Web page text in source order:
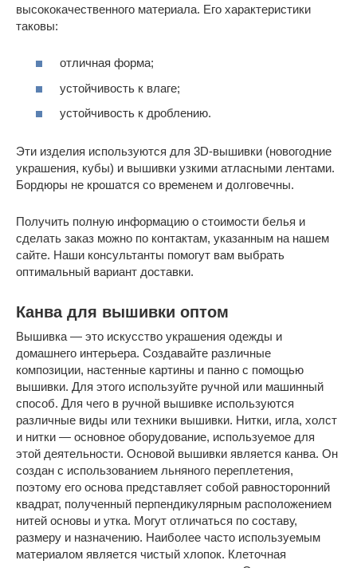
высококачественного материала. Его характеристики
таковы:
отличная форма;
устойчивость к влаге;
устойчивость к дроблению.
Эти изделия используются для 3D-вышивки (новогодние
украшения, кубы) и вышивки узкими атласными лентами.
Бордюры не крошатся со временем и долговечны.
Получить полную информацию о стоимости белья и
сделать заказ можно по контактам, указанным на нашем
сайте. Наши консультанты помогут вам выбрать
оптимальный вариант доставки.
Канва для вышивки оптом
Вышивка — это искусство украшения одежды и
домашнего интерьера. Создавайте различные
композиции, настенные картины и панно с помощью
вышивки. Для этого используйте ручной или машинный
способ. Для чего в ручной вышивке используются
различные виды или техники вышивки. Нитки, игла, холст
и нитки — основное оборудование, используемое для
этой деятельности. Основой вышивки является канва. Он
создан с использованием льняного переплетения,
поэтому его основа представляет собой равносторонний
квадрат, полученный перпендикулярным расположением
нитей основы и утка. Могут отличаться по составу,
размеру и назначению. Наиболее часто используемым
материалом является чистый хлопок. Клеточная